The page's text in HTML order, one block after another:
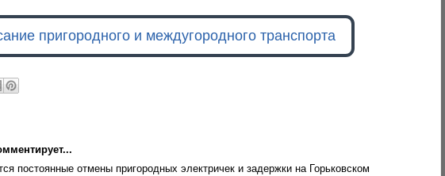
пригородного и междугородного транспорта
постоянные отмены пригородных электричек и задержки на Горьковском